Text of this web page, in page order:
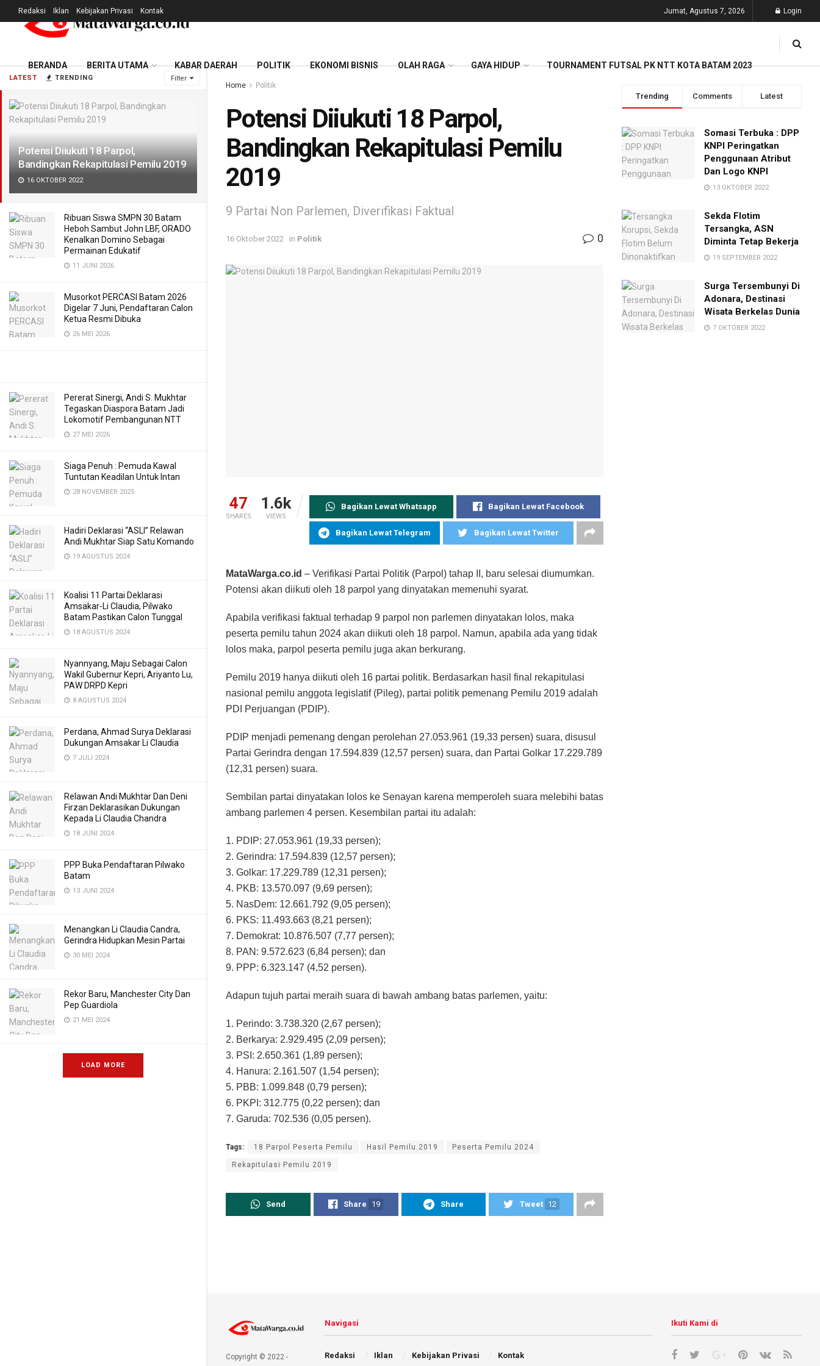
LATEST TRENDING Filter
Potensi Diiukuti 18 Parpol,
Bandingkan Rekapitulasi Pemilu 2019
16 OKTOBER 2022
Ribuan Siswa SMPN 30 Batam
Heboh Sambut John LBF, ORADO
Kenalkan Domino Sebagai
Permainan Edukatif
11 JUNI 2026
Musorkot PERCASI Batam 2026
Digelar 7 Juni, Pendaftaran Calon
Ketua Resmi Dibuka
26 MEI 2026
Pererat Sinergi, Andi S. Mukhtar
Tegaskan Diaspora Batam Jadi
Lokomotif Pembangunan NTT
27 MEI 2026
Siaga Penuh : Pemuda Kawal
Tuntutan Keadilan Untuk Intan
28 NOVEMBER 2025
Hadiri Deklarasi “ASLI” Relawan
Andi Mukhtar Siap Satu Komando
19 AGUSTUS 2024
Koalisi 11 Partai Deklarasi
Amsakar-Li Claudia, Pilwako
Batam Pastikan Calon Tunggal
18 AGUSTUS 2024
Nyannyang, Maju Sebagai Calon
Wakil Gubernur Kepri, Ariyanto Lu,
PAW DRPD Kepri
8 AGUSTUS 2024
Perdana, Ahmad Surya Deklarasi
Dukungan Amsakar Li Claudia
7 JULI 2024
Relawan Andi Mukhtar Dan Deni
Firzan Deklarasikan Dukungan
Kepada Li Claudia Chandra
18 JUNI 2024
PPP Buka Pendaftaran Pilwako
Batam
13 JUNI 2024
Menangkan Li Claudia Candra,
Gerindra Hidupkan Mesin Partai
30 MEI 2024
Rekor Baru, Manchester City Dan
Pep Guardiola
21 MEI 2024
LOAD MORE
Redaksi Iklan Kebijakan Privasi Kontak Jumat, Agustus 7, 2026 Login
BERANDA BERITA UTAMA KABAR DAERAH POLITIK EKONOMI BISNIS OLAH RAGA GAYA HIDUP TOURNAMENT FUTSAL PK NTT KOTA BATAM 2023
Home Politik
Potensi Diiukuti 18 Parpol,
Bandingkan Rekapitulasi Pemilu
2019
9 Partai Non Parlemen, Diverifikasi Faktual
16 Oktober 2022 in Politik 0
47
SHARES
1.6k
VIEWS
Bagikan Lewat Whatsapp Bagikan Lewat Facebook
Bagikan Lewat Telegram Bagikan Lewat Twitter
MataWarga.co.id – Verifikasi Partai Politik (Parpol) tahap II, baru selesai diumumkan.
Potensi akan diikuti oleh 18 parpol yang dinyatakan memenuhi syarat.
Apabila verifikasi faktual terhadap 9 parpol non parlemen dinyatakan lolos, maka
peserta pemilu tahun 2024 akan diikuti oleh 18 parpol. Namun, apabila ada yang tidak
lolos maka, parpol peserta pemilu juga akan berkurang.
Pemilu 2019 hanya diikuti oleh 16 partai politik. Berdasarkan hasil final rekapitulasi
nasional pemilu anggota legislatif (Pileg), partai politik pemenang Pemilu 2019 adalah
PDI Perjuangan (PDIP).
PDIP menjadi pemenang dengan perolehan 27.053.961 (19,33 persen) suara, disusul
Partai Gerindra dengan 17.594.839 (12,57 persen) suara, dan Partai Golkar 17.229.789
(12,31 persen) suara.
Sembilan partai dinyatakan lolos ke Senayan karena memperoleh suara melebihi batas
ambang parlemen 4 persen. Kesembilan partai itu adalah:
1. PDIP: 27.053.961 (19,33 persen);
2. Gerindra: 17.594.839 (12,57 persen);
3. Golkar: 17.229.789 (12,31 persen);
4. PKB: 13.570.097 (9,69 persen);
5. NasDem: 12.661.792 (9,05 persen);
6. PKS: 11.493.663 (8,21 persen);
7. Demokrat: 10.876.507 (7,77 persen);
8. PAN: 9.572.623 (6,84 persen); dan
9. PPP: 6.323.147 (4,52 persen).
Adapun tujuh partai meraih suara di bawah ambang batas parlemen, yaitu:
1. Perindo: 3.738.320 (2,67 persen);
2. Berkarya: 2.929.495 (2,09 persen);
3. PSI: 2.650.361 (1,89 persen);
4. Hanura: 2.161.507 (1,54 persen);
5. PBB: 1.099.848 (0,79 persen);
6. PKPI: 312.775 (0,22 persen); dan
7. Garuda: 702.536 (0,05 persen).
Tags: 18 Parpol Peserta Pemilu Hasil Pemilu 2019 Peserta Pemilu 2024
Rekapitulasi Pemilu 2019
Send Share 19 Share Tweet 12
Trending Comments Latest
Somasi Terbuka : DPP
KNPI Peringatkan
Penggunaan Atribut
Dan Logo KNPI
13 OKTOBER 2022
Sekda Flotim
Tersangka, ASN
Diminta Tetap Bekerja
19 SEPTEMBER 2022
Surga Tersembunyi Di
Adonara, Destinasi
Wisata Berkelas Dunia
7 OKTOBER 2022
Copyright © 2022 -
Navigasi
Redaksi Iklan Kebijakan Privasi Kontak
Ikuti Kami di